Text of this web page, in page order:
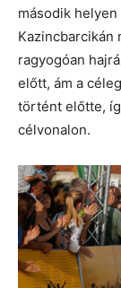
második
Kazincbarcikán
ragyogóan
előtt, ám a
történt előtte,
célvonalon.